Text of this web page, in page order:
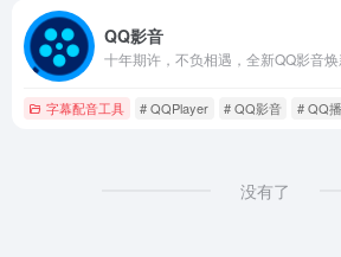
QQ影音
字幕配音工具 # QQPlayer # QQ影音 # QQ
没有了